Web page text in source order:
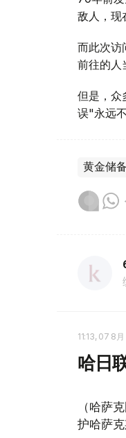
敌人，现
而此次访
前往的人
但是，众
误"永远
黄金储备
11:13, 07 8
哈日
（哈萨
护哈萨